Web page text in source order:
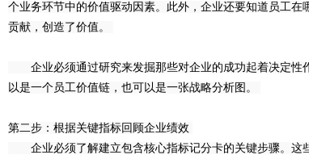
个业务环节中的价值驱动因素。此外，企业还要知道员工在
贡献，创造了价值。
企业必须通过研究来发掘那些对企业的成功起着决定性
以是一个员工价值链，也可以是一张战略分析图。
第二步：根据关键指标回顾企业绩效
企业必须了解建立包含核心指标记分卡的关键步骤。这